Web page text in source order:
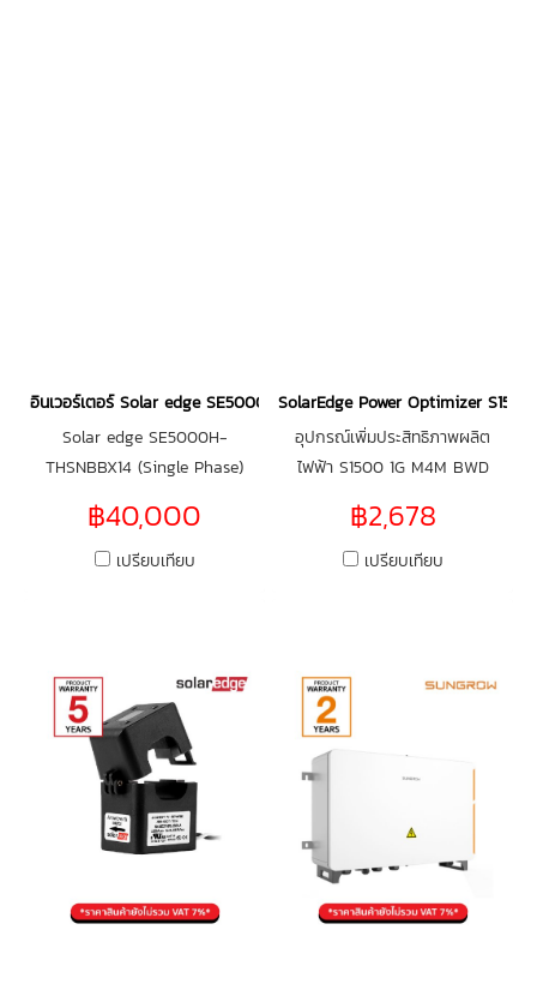
อินเวอร์เตอร์ Solar edge SE5000H-THSNBBX14 (Single Phase)
Solar edge SE5000H-
THSNBBX14 (Single Phase)
฿40,000
เปรียบเทียบ
SolarEdge Power Optimizer S1500
อุปกรณ์เพิ่มประสิทธิภาพผลิต
ไฟฟ้า S1500 1G M4M BWD
฿2,678
เปรียบเทียบ